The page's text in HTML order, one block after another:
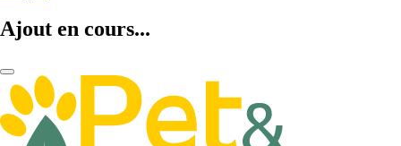
Ajout en cours...